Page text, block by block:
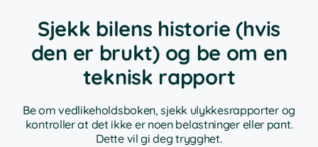
Sjekk bilens historie (hvis
den er brukt) og be om en
teknisk rapport
Be om vedlikeholdsboken, sjekk ulykkesrapporter og
kontroller at det ikke er noen belastninger eller pant.
Dette vil gi deg trygghet.